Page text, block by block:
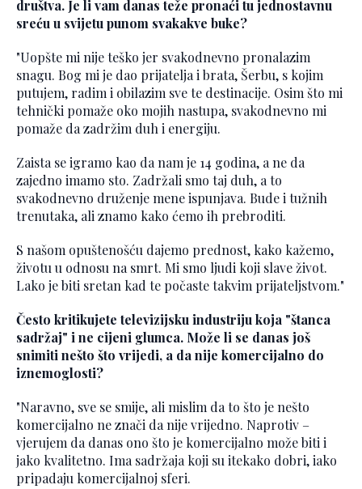
društva. Je li vam danas teže pronaći tu jednostavnu
sreću u svijetu punom svakakve buke?
"Uopšte mi nije teško jer svakodnevno pronalazim
snagu. Bog mi je dao prijatelja i brata, Šerbu, s kojim
putujem, radim i obilazim sve te destinacije. Osim što mi
tehnički pomaže oko mojih nastupa, svakodnevno mi
pomaže da zadržim duh i energiju.
Zaista se igramo kao da nam je 14 godina, a ne da
zajedno imamo sto. Zadržali smo taj duh, a to
svakodnevno druženje mene ispunjava. Bude i tužnih
trenutaka, ali znamo kako ćemo ih prebroditi.
S našom opuštenošću dajemo prednost, kako kažemo,
životu u odnosu na smrt. Mi smo ljudi koji slave život.
Lako je biti sretan kad te počaste takvim prijateljstvom."
Često kritikujete televizijsku industriju koja "štanca
sadržaj" i ne cijeni glumca. Može li se danas još
snimiti nešto što vrijedi, a da nije komercijalno do
iznemoglosti?
"Naravno, sve se smije, ali mislim da to što je nešto
komercijalno ne znači da nije vrijedno. Naprotiv –
vjerujem da danas ono što je komercijalno može biti i
jako kvalitetno. Ima sadržaja koji su itekako dobri, iako
pripadaju komercijalnoj sferi.